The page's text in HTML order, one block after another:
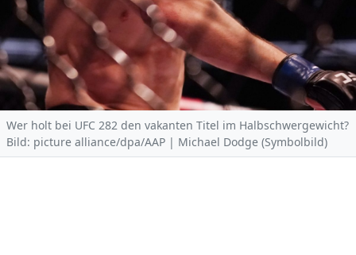
Wer holt bei UFC 282 den vakanten Titel im Halbschwergewicht?
Bild: picture alliance/dpa/AAP | Michael Dodge (Symbolbild)